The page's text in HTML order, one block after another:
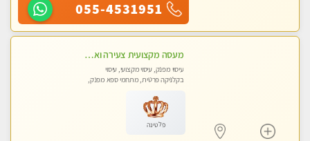
055-4531951
מעסה מקצועית צעירה ואיכותית בקרית- חיים
עיסוי מפנק, עיסוי מקצועי, עיסוי
בקלניקה פרטית, מתחמי ספא מפנק,
פלטינה